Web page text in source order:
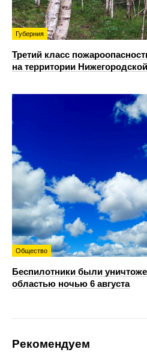
Губерния
Третий класс
на территории
Общество
Беспилотники были
областью ночью 6 августа
Рекомендуем